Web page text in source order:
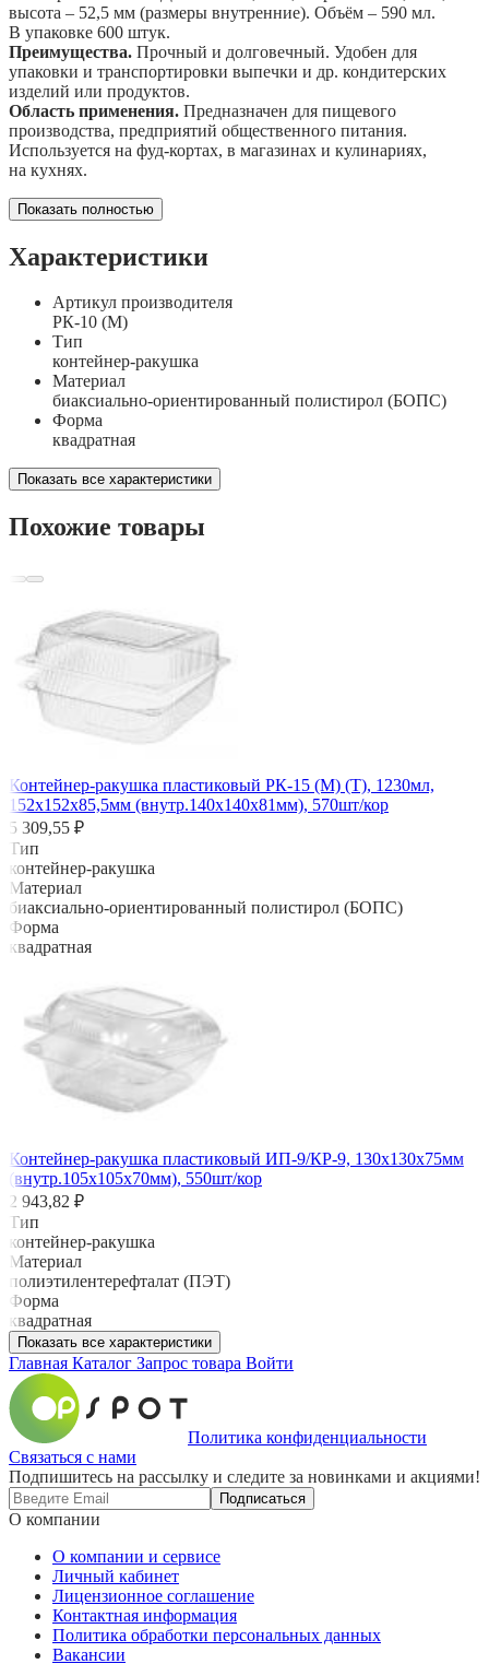
высота – 52,5 мм (размеры внутренние). Объём – 590 мл.
В упаковке 600 штук.
Преимущества. Прочный и долговечный. Удобен для
упаковки и транспортировки выпечки и др. кондитерских
изделий или продуктов.
Область применения. Предназначен для пищевого
производства, предприятий общественного питания.
Используется на фуд-кортах, в магазинах и кулинариях,
на кухнях.
Показать полностью
Характеристики
Артикул производителя
РК-10 (М)
Тип
контейнер-ракушка
Материал
биаксиально-ориентированный полистирол (БОПС)
Форма
квадратная
Показать все характеристики
Похожие товары
Контейнер-ракушка пластиковый РК-15 (М) (Т), 1230мл,
152х152х85,5мм (внутр.140х140х81мм), 570шт/кор
5 309,55 ₽
Тип
контейнер-ракушка
Материал
биаксиально-ориентированный полистирол (БОПС)
Форма
квадратная
Контейнер-ракушка пластиковый ИП-9/КР-9, 130х130х75мм
(внутр.105х105х70мм), 550шт/кор
2 943,82 ₽
Тип
контейнер-ракушка
Материал
полиэтилентерефталат (ПЭТ)
Форма
квадратная
Показать все характеристики
Главная Каталог Запрос товара Войти
Политика конфиденциальности
Связаться с нами
Подпишитесь на рассылку и следите за новинками и акциями!
Подписаться
О компании
О компании и сервисе
Личный кабинет
Лицензионное соглашение
Контактная информация
Политика обработки персональных данных
Вакансии